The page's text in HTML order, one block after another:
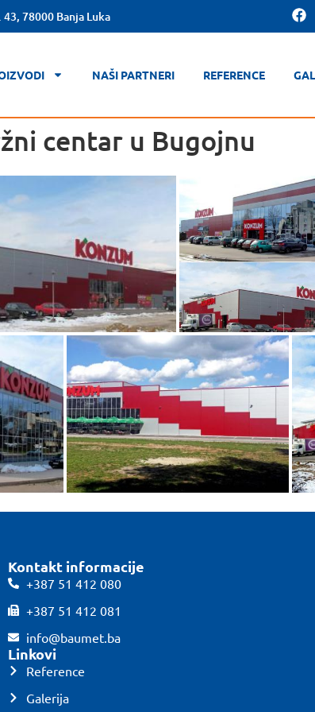
78000 Banja Luka
NAŠI PARTNERI REFERENCE
centar u Bugojnu
Kontakt informacije
+387 51 412 080
+387 51 412 081
info@baumet.ba
Linkovi
Reference
Galerija